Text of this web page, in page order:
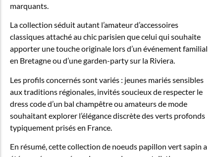
marquants.
La collection séduit autant l’amateur d’accessoires
classiques attaché au chic parisien que celui qui souhaite
apporter une touche originale lors d’un événement familial
en Bretagne ou d’une garden-party sur la Riviera.
Les profils concernés sont variés : jeunes mariés sensibles
aux traditions régionales, invités soucieux de respecter le
dress code d’un bal champêtre ou amateurs de mode
souhaitant explorer l’élégance discrète des verts profonds
typiquement prisés en France.
En résumé, cette collection de noeuds papillon vert sapin a